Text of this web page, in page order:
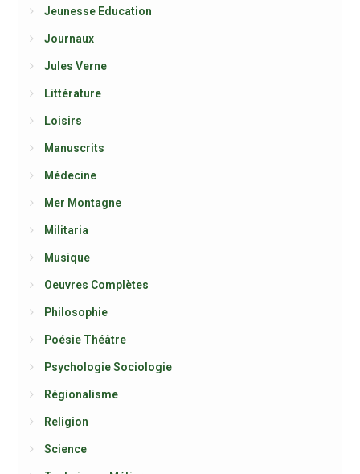
Jeunesse Education
Journaux
Jules Verne
Littérature
Loisirs
Manuscrits
Médecine
Mer Montagne
Militaria
Musique
Oeuvres Complètes
Philosophie
Poésie Théâtre
Psychologie Sociologie
Régionalisme
Religion
Science